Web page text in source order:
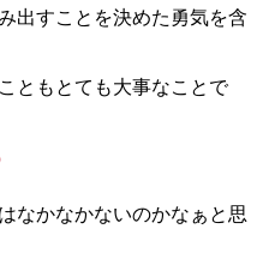
出すことを決めた勇気を含
ともとても大事なことで
なかなかないのかなぁと思